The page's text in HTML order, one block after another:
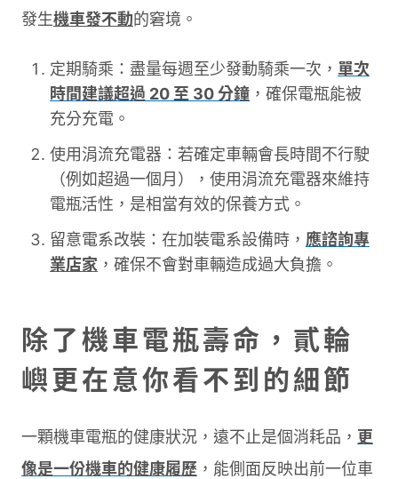
發生機車發不動的窘境。
定期騎乘：盡量每週至少發動騎乘一次， 單次
時間建議超過 20 至 30 分鐘 ，確保電瓶能被
充分充電。
使用涓流充電器：若確定車輛會長時間不行駛
（例如超過一個月），使用涓流充電器來維持
電瓶活性，是相當有效的保養方式。
留意電系改裝：在加裝電系設備時， 應諮詢專
業店家 ，確保不會對車輛造成過大負擔。
除了機車電瓶壽命，貳輪
嶼更在意你看不到的細節
一顆機車電瓶的健康狀況，遠不止是個消耗品， 更
像是一份機車的健康履歷 ，能側面反映出前一位車